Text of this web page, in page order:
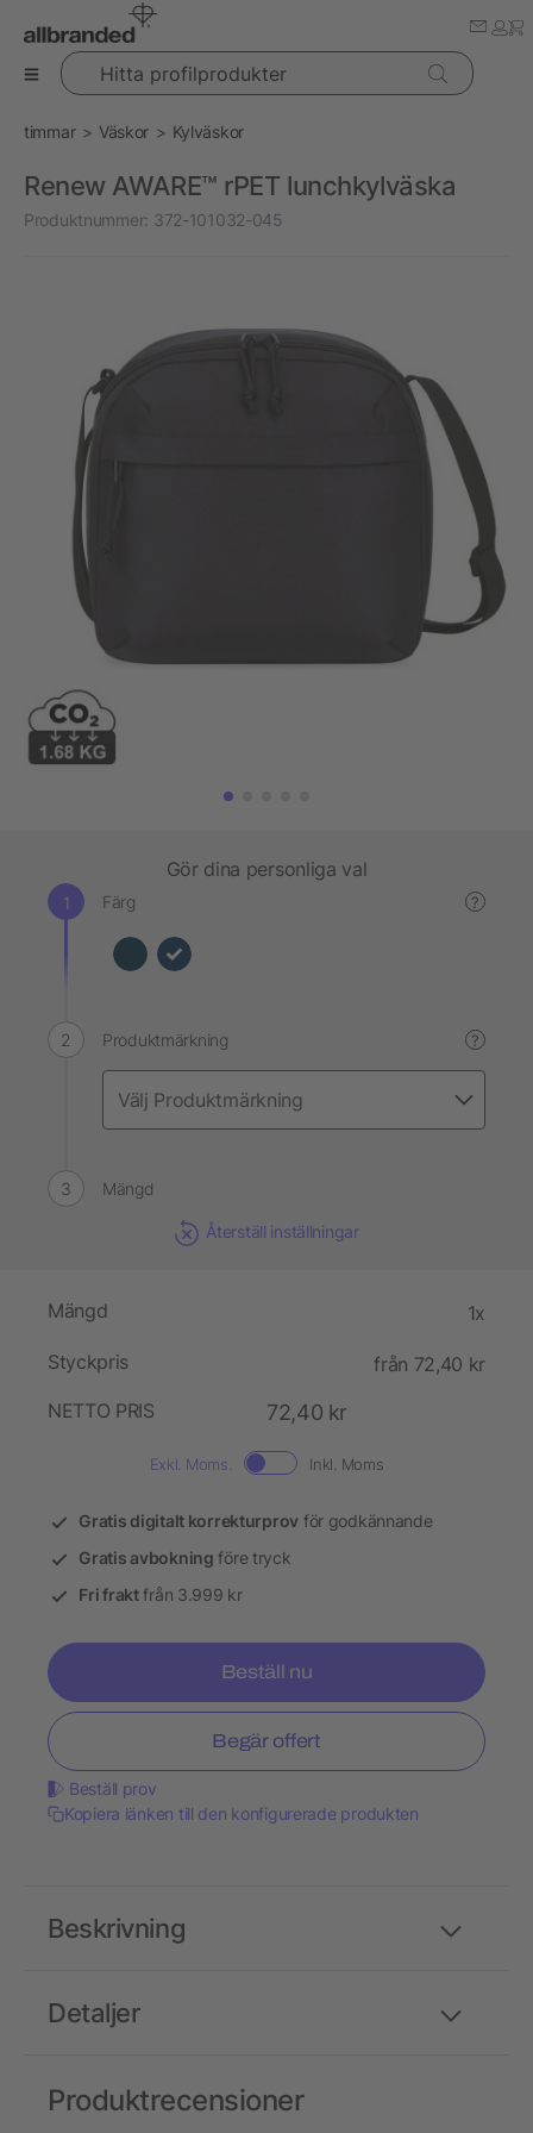
Hitta profilprodukter
timmar Väskor Kylväskor
Renew AWARE™ rPET lunchkylväska
Produktnummer: 372-101032-045
Gör dina personliga val
Färg ?
Produktmärkning ?
Mängd
Återställ inställningar
Mängd 1x
Styckpris
från 72,40 kr
NETTO PRIS
72,40 kr
Exkl. Moms. Inkl. Moms
Gratis digitalt korrekturprov för godkännande
Gratis avbokning före tryck
Fri fraktfrån 3.999 kr
Beställ nu
Begär offert
Beställ prov
Kopiera länken till den konfigurerade produkten
Detaljer
Beskrivning
Produktrecensioner